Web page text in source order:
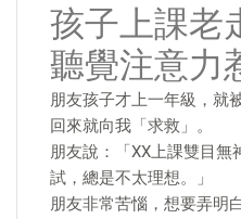
孩子上課老
聽覺注意力
朋友孩子才上一年級，就
回來就向我「求救」。
朋友說：「XX上課雙目無
試，總是不太理想。」
朋友非常苦惱，想要弄明